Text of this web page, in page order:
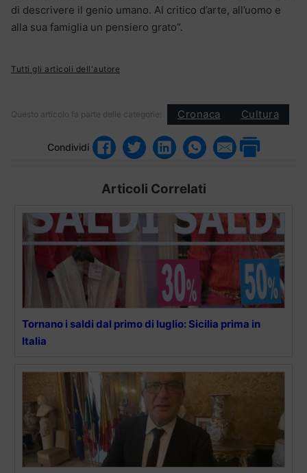
di descrivere il genio umano. Al critico d’arte, all’uomo e
alla sua famiglia un pensiero grato”.
Tutti gli articoli dell'autore
Questo articolo fa parte delle categorie: Cronaca Cultura
Condividi
Articoli Correlati
Tornano i saldi dal primo di luglio: Sicilia prima in
Italia